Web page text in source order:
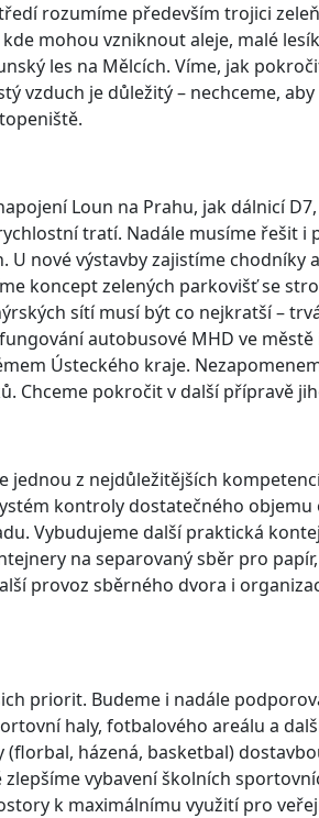
rozumíme především trojici
mohou vzniknout aleje, malé
les na Mělcích. Víme, jak
vzduch je důležitý – nechceme,
Loun na Prahu, jak dálnicí
tratí. Nadále musíme řešit i
U nové výstavby zajistíme
koncept zelených parkovišť se
sítí musí být co nejkratší –
autobusové MHD ve
Ústeckého kraje.
Chceme pokročit v další přípravě
jednou z nejdůležitějších
kontroly dostatečného
Vybudujeme další praktická
na separovaný sběr pro
provoz sběrného dvora i
priorit. Budeme i nadále
haly, fotbalového areálu a
(florbal, házená, basketbal)
vybavení školních
k maximálnímu využití pro